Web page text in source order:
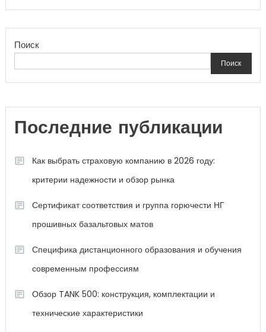
Поиск
Поиск
Последние публикации
Как выбрать страховую компанию в 2026 году:
критерии надежности и обзор рынка
Сертификат соответствия и группа горючести НГ
прошивных базальтовых матов
Специфика дистанционного образования и обучения
современным профессиям
Обзор TANK 500: конструкция, комплектации и
технические характеристики